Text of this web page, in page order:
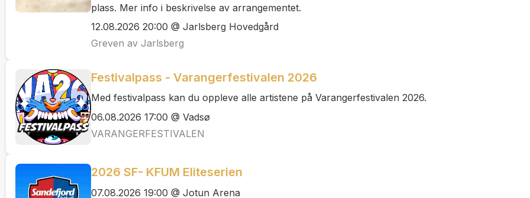
plass. Mer info i beskrivelse av arrangementet.
12.08.2026 20:00 @ Jarlsberg Hovedgård
Greven av Jarlsberg
Festivalpass - Varangerfestivalen 2026
Med festivalpass kan du oppleve alle artistene på Varangerfestivalen 2026.
06.08.2026 17:00 @ Vadsø
VARANGERFESTIVALEN
2026 SF- KFUM Eliteserien
07.08.2026 19:00 @ Jotun Arena